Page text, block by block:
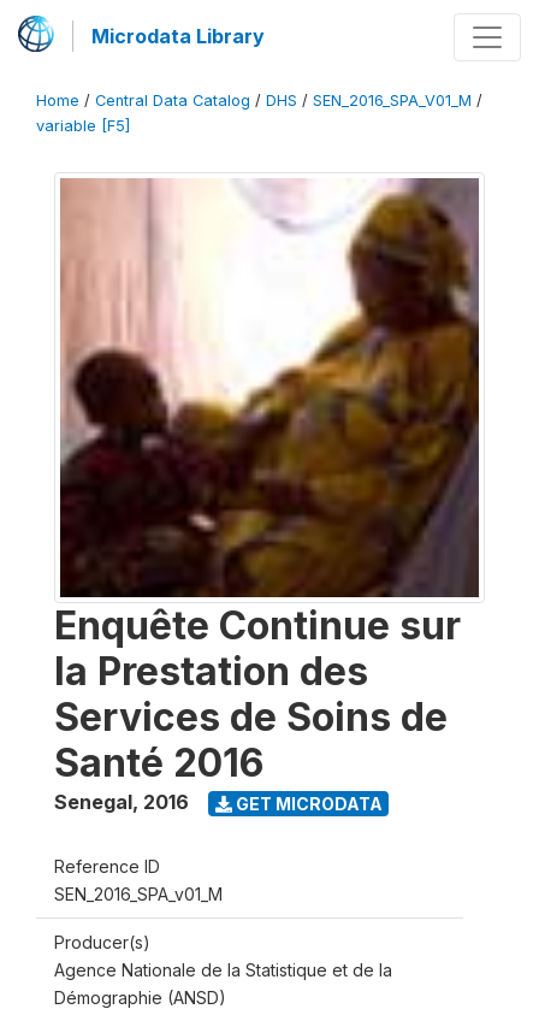
Microdata Library
Home / Central Data Catalog / DHS / SEN_2016_SPA_V01_M /
variable [F5]
Enquête Continue sur
la Prestation des
Services de Soins de
Santé 2016
Senegal, 2016 GET MICRODATA
Reference ID
SEN_2016_SPA_v01_M
Producer(s)
Agence Nationale de la Statistique et de la
Démographie (ANSD)